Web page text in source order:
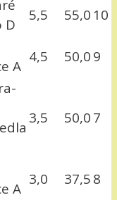
D
5,5 55,010
A
4,5 50,09
3,5 50,07
A
3,0 37,58